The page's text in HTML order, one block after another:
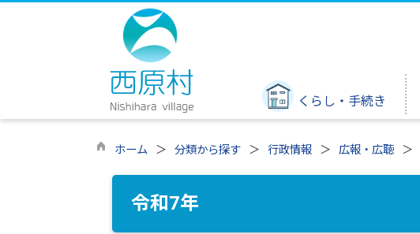
くらし・手続き
ホーム 分類から探す 行政情報 広報・広聴
令和7年